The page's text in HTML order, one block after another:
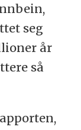
seg
år
så